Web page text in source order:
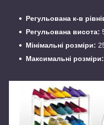
Регульована к-в
Регульована висота:
Мінімальні розміри:
Максимальні розміри: